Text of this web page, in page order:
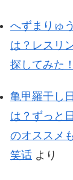
へずまりゅ
は？レスリ
探してみた！
亀甲羅干し
は？ずっと
のオススメ
笑话 より